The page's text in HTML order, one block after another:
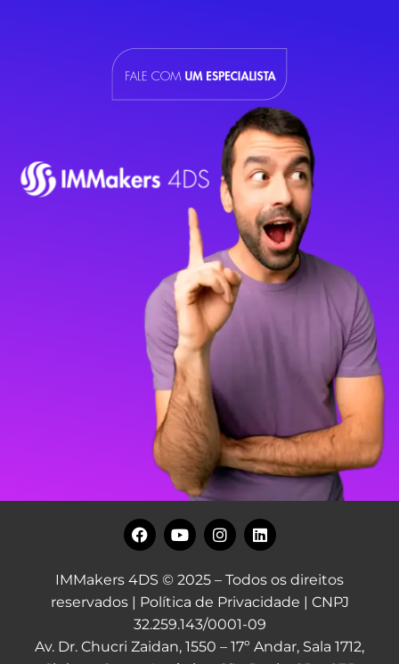
IMMakers 4DS © 2025 – Todos os direitos
reservados | Política de Privacidade | CNPJ
32.259.143/0001-09
Av. Dr. Chucri Zaidan, 1550 – 17º Andar, Sala 1712,